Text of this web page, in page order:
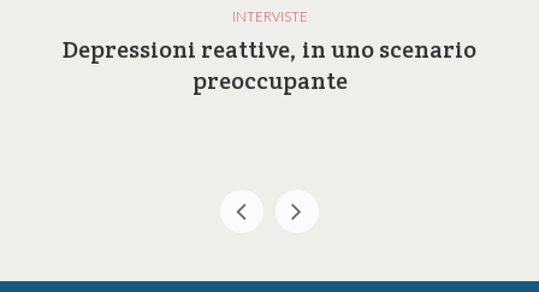
INTERVISTE
Depressioni reattive, in uno scenario
preoccupante